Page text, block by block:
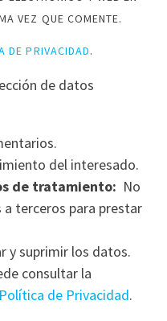
VEZ QUE COMENTE.
DE PRIVACIDAD.
de datos
del interesado.
de tratamiento: No
terceros para prestar
y suprimir los datos.
consultar la
Política de Privacidad.